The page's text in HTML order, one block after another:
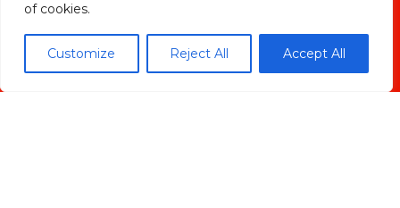
of cookies.
Customize Reject All Accept All